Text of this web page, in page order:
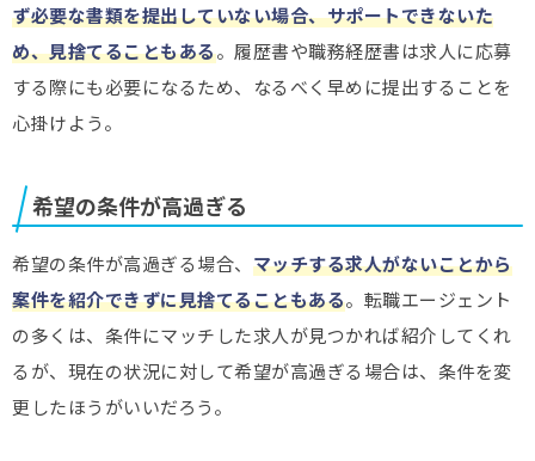
ず必要な書類を提出していない場合、サポートできないた
め、見捨てることもある。履歴書や職務経歴書は求人に応募
する際にも必要になるため、なるべく早めに提出することを
心掛けよう。
希望の条件が高過ぎる
希望の条件が高過ぎる場合、 マッチする求人がないことから
案件を紹介できずに見捨てることもある。転職エージェント
の多くは、条件にマッチした求人が見つかれば紹介してくれ
るが、現在の状況に対して希望が高過ぎる場合は、条件を変
更したほうがいいだろう。